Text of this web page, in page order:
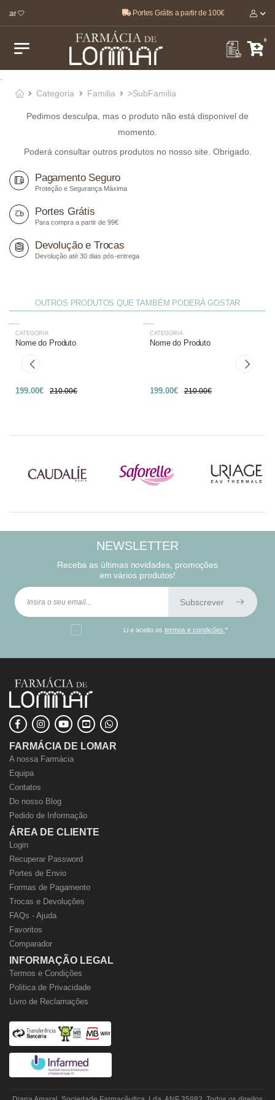
🤍 Portes Grátis a partir de 100€
0
Categoria
Familia >SubFamilia
Pedimos desculpa, mas o produto não está disponivel de
momento.
Poderá consultar outros produtos no nosso site. Obrigado.
Pagamento Seguro
Proteção e Segurança Máxima
Portes Grátis
Para compra a partir de 99€
Devolução e Trocas
Devolução até 30 dias pós-entrega
OUTROS PRODUTOS QUE TAMBÉM PODERÁ GOSTAR
-27%
CATEGORIA
Nome do Produto
199.00€ 210.00€
-27%
CATEGORIA
Nome do Produto
199.00€ 210.00€
NEWSLETTER
Receba as últimas novidades, promoções
em vários produtos!
Subscrever
Li e aceito ostermos e condições*
FARMÁCIA DE LOMAR
A nossa Farmácia
Equipa
Contatos
Do nosso Blog
Pedido de Informação
ÁREA DE CLIENTE
Login
Recuperar Password
Portes de Envio
Formas de Pagamento
Trocas e Devoluções
FAQs - Ajuda
Favoritos
Comparador
INFORMAÇÃO LEGAL
Termos e Condições
Politica de Privacidade
Livro de Reclamações